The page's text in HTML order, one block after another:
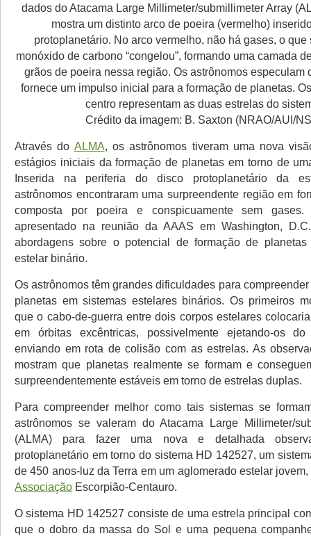
dados do Atacama Large Millimeter/submillimeter Array
mostra um distinto arco de poeira (vermelho)
protoplanetário. No arco vermelho, não há gases, o que
monóxido de carbono “congelou”, formando uma camada
grãos de poeira nessa região. Os astrônomos especulam
fornece um impulso inicial para a formação de planetas.
centro representam as duas estrelas do
Crédito da imagem: B. Saxton (NRAO/AUI/
Através do ALMA, os astrônomos tiveram uma nova
estágios iniciais da formação de planetas em torno de
Inserida na periferia do disco protoplanetário da
astrônomos encontraram uma surpreendente região em
composta por poeira e conspicuamente sem gases.
apresentado na reunião da AAAS em Washington,
abordagens sobre o potencial de formação de
estelar binário.
Os astrônomos têm grandes dificuldades para
planetas em sistemas estelares binários. Os primeiros
que o cabo-de-guerra entre dois corpos estelares
em órbitas excêntricas, possivelmente ejetando-os
enviando em rota de colisão com as estrelas. As
mostram que planetas realmente se formam e
surpreendentemente estáveis em torno de estrelas duplas.
Para compreender melhor como tais sistemas se
astrônomos se valeram do Atacama Large Millimeter/
(ALMA) para fazer uma nova e detalhada
protoplanetário em torno do sistema HD 142527, um
de 450 anos-luz da Terra em um aglomerado estelar
Associação Escorpião-Centauro.
O sistema HD 142527 consiste de uma estrela principal
que o dobro da massa do Sol e uma pequena